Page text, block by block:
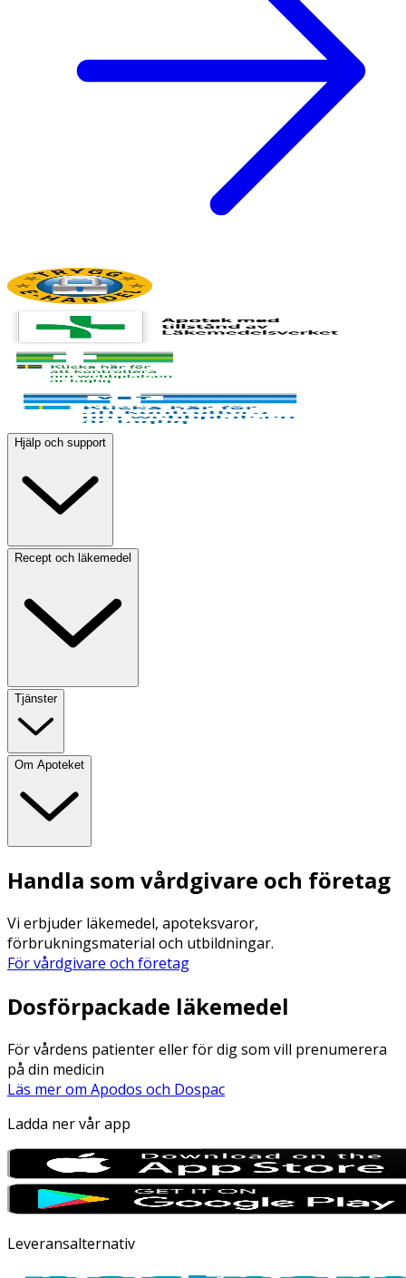
Hjälp och support
Recept och läkemedel
Tjänster
Om Apoteket
Handla som vårdgivare och företag
Vi erbjuder läkemedel, apoteksvaror,
förbrukningsmaterial och utbildningar.
För vårdgivare och företag
Dosförpackade läkemedel
För vårdens patienter eller för dig som vill prenumerera
på din medicin
Läs mer om Apodos och Dospac
Ladda ner vår app
Leveransalternativ